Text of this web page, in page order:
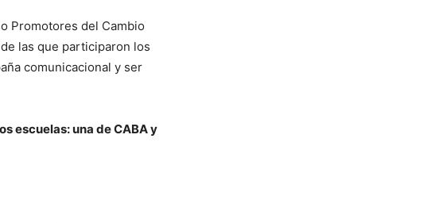
Promotores del Cambio
las que participaron los
comunicacional y ser
escuelas: una de CABA y